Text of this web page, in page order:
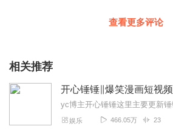
查看更多评论
相关推荐
开心锤锤∥爆笑漫画短视频
娱乐 466.05万 23